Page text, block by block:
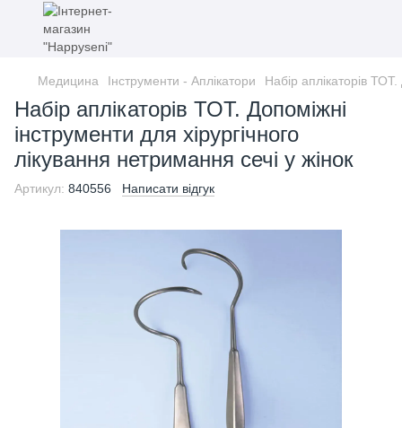
Медицина Інструменти - Аплікатори Набір аплікаторів
Набір аплікаторів ТОТ. Допоміжні
інструменти для хірургічного
лікування нетримання сечі у жінок
Артикул: 840556 Написати відгук